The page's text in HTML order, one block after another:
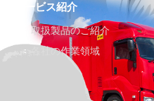
サービス紹介
取扱製品のご紹介
各社の作業領域